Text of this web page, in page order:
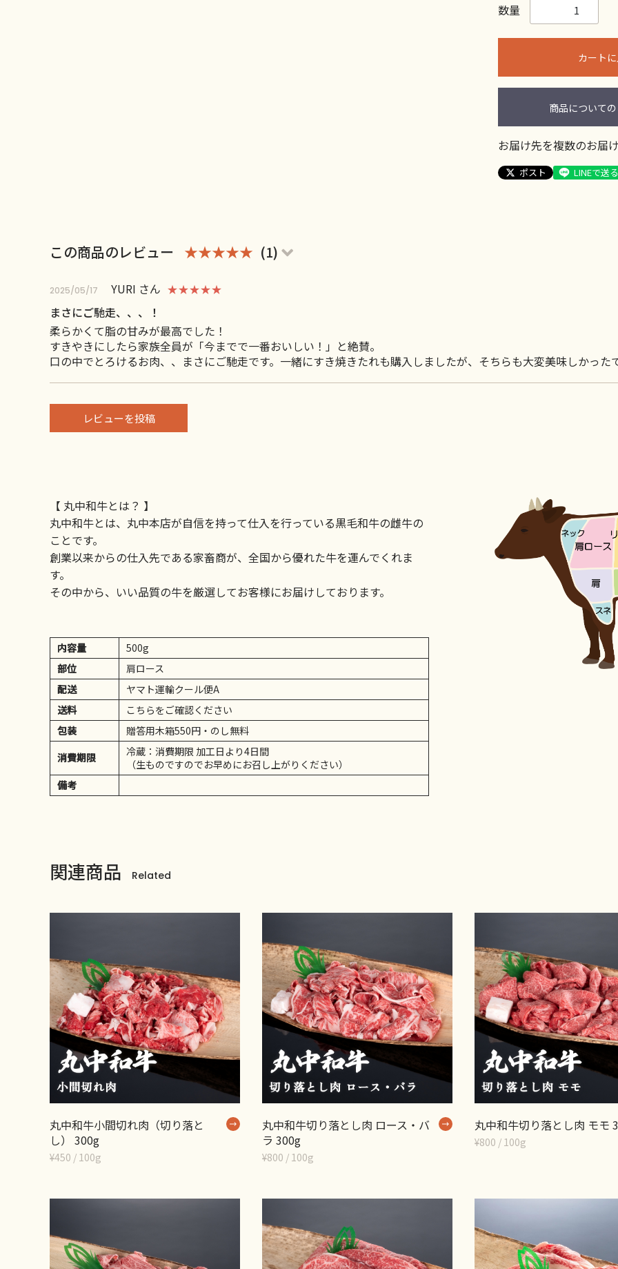
数量
カート
商品について
お届け先を複数のお届
ポスト LINEで送る
この商品のレビュー ★★★★★ (1)
2025/05/17 YURI さん ★★★★★
まさにご馳走、、、！
柔らかくて脂の甘みが最高でした！
すきやきにしたら家族全員が「今までで一番おいしい！」と絶賛。
口の中でとろけるお肉、、まさにご馳走です。一緒にすき焼きたれも購入しましたが、そちらも大変美味しかった
レビューを投稿
【 丸中和牛とは？ 】
丸中和牛とは、丸中本店が自信を持って仕入を行っている黒毛和牛の雌牛の
ことです。
創業以来からの仕入先である家畜商が、全国から優れた牛を運んでくれま
す。
その中から、いい品質の牛を厳選してお客様にお届けしております。
内容量
500g
部位
肩ロース
配送
ヤマト運輸クール便A
送料
こちらをご確認ください
包装
贈答用木箱550円・のし無料
消費期限
冷蔵：消費期限 加工日より4日間
（生ものですのでお早めにお召し上がりください）
備考
関連商品 Related
丸中和牛小間切れ肉（切り落と
し） 300g
¥450 / 100g
丸中和牛切り落とし肉 ロース・バ
ラ 300g
¥800 / 100g
丸中和牛切り落とし肉 モモ
¥800 / 100g